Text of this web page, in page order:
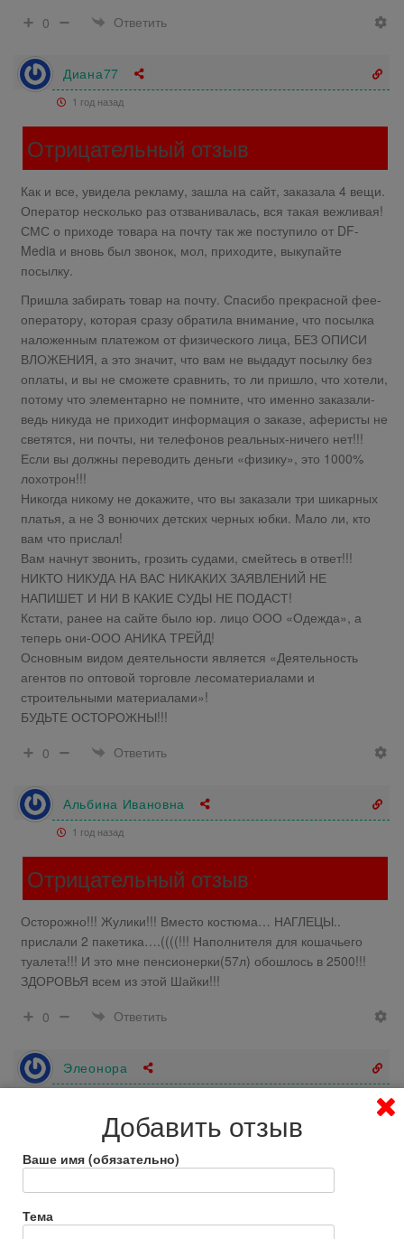
0
Ответить
Диана77
1 год назад
Отрицательный отзыв
Как и все, увидела рекламу, зашла на сайт, заказала 4 вещи.
Оператор несколько раз отзванивалась, вся такая вежливая!
СМС о приходе товара на почту так же поступило от DF-
Media и вновь был звонок, мол, приходите, выкупайте
посылку.
Пришла забирать товар на почту. Спасибо прекрасной фее-
оператору, которая сразу обратила внимание, что посылка
наложенным платежом от физического лица, БЕЗ ОПИСИ
ВЛОЖЕНИЯ, а это значит, что вам не выдадут посылку без
оплаты, и вы не сможете сравнить, то ли пришло, что хотели,
потому что элементарно не помните, что именно заказали-
ведь никуда не приходит информация о заказе, аферисты не
светятся, ни почты, ни телефонов реальных-ничего нет!!!
Если вы должны переводить деньги «физику», это 1000%
лохотрон!!!
Никогда никому не докажите, что вы заказали три шикарных
платья, а не 3 вонючих детских черных юбки. Мало ли, кто
вам что прислал!
Вам начнут звонить, грозить судами, смейтесь в ответ!!!
НИКТО НИКУДА НА ВАС НИКАКИХ ЗАЯВЛЕНИЙ НЕ
НАПИШЕТ И НИ В КАКИЕ СУДЫ НЕ ПОДАСТ!
Кстати, ранее на сайте было юр. лицо ООО «Одежда», а
теперь они-ООО АНИКА ТРЕЙД!
Основным видом деятельности является «Деятельность
агентов по оптовой торговле лесоматериалами и
строительными материалами»!
БУДЬТЕ ОСТОРОЖНЫ!!!
0
Ответить
Альбина Ивановна
1 год назад
Отрицательный отзыв
Осторожно!!! Жулики!!! Вместо костюма… НАГЛЕЦЫ..
прислали 2 пакетика….((((!!! Наполнителя для кошачьего
туалета!!! И это мне пенсионерки(57л) обошлось в 2500!!!
ЗДОРОВЬЯ всем из этой Шайки!!!
0
Ответить
Элеонора
Отрицательный отзыв
Добавить отзыв
Ваше имя (обязательно)
Тема